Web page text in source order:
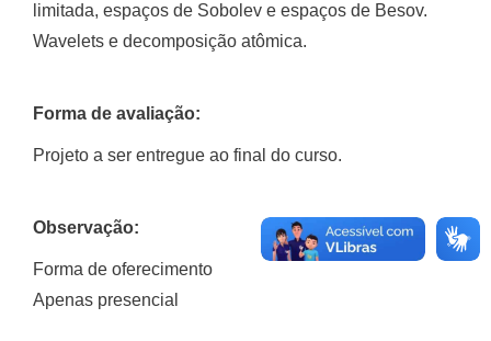
limitada, espaços de Sobolev e espaços de Besov.
Wavelets e decomposição atômica.
Forma de avaliação:
Projeto a ser entregue ao final do curso.
Observação:
Forma de oferecimento
Apenas presencial